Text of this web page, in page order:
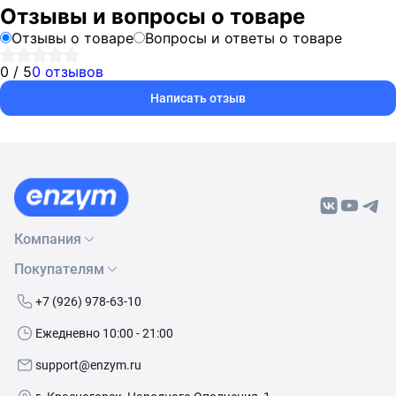
Отзывы и вопросы о товаре
Отзывы о товаре
Вопросы и ответы о товаре
0 / 50 отзывов
Написать отзыв
Компания
О нас
Бренды
Контакты
Покупателям
Как сделать заказ
Условия доставки
+7 (926) 978-63-10
Ежедневно 10:00 - 21:00
support@enzym.ru